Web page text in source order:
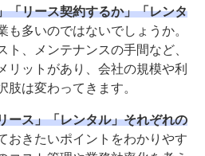
「リース契約するか」「レンタ
も多いのではないでしょうか。
ト、メンテナンスの手間など、
リットがあり、会社の規模や利
肢は変わってきます。
ース」「レンタル」それぞれの
おきたいポイントをわかりやす